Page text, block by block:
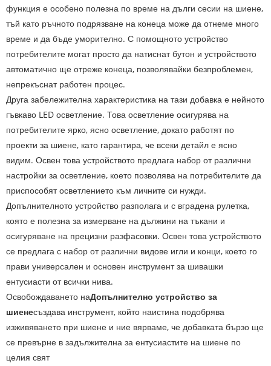
функция е особено полезна по време на дълги сесии на шиене,
тъй като ръчното подрязване на конеца може да отнеме много
време и да бъде уморително. С помощното устройство
потребителите могат просто да натиснат бутон и устройството
автоматично ще отреже конеца, позволявайки безпроблемен,
непрекъснат работен процес.
Друга забележителна характеристика на тази добавка е нейното
гъвкаво LED осветление. Това осветление осигурява на
потребителите ярко, ясно осветление, докато работят по
проекти за шиене, като гарантира, че всеки детайл е ясно
видим. Освен това устройството предлага набор от различни
настройки за осветление, което позволява на потребителите да
приспособят осветлението към личните си нужди.
Допълнителното устройство разполага и с вградена рулетка,
която е полезна за измерване на дължини на тъкани и
осигуряване на прецизни разфасовки. Освен това устройството
се предлага с набор от различни видове игли и конци, което го
прави универсален и основен инструмент за шивашки
ентусиасти от всички нива.
Освобождаването наДопълнително устройство за
шиенесъздава инструмент, който наистина подобрява
изживяването при шиене и ние вярваме, че добавката бързо ще
се превърне в задължителна за ентусиастите на шиене по
целия свят